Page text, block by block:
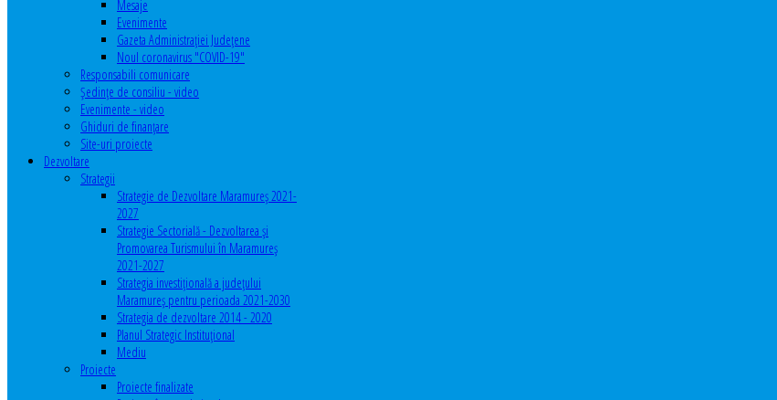
Mesaje
Evenimente
Gazeta Administraţiei Judeţene
Noul coronavirus "COVID-19"
Responsabili comunicare
Şedinţe de consiliu - video
Evenimente - video
Ghiduri de finanţare
Site-uri proiecte
Dezvoltare
Strategii
Strategie de Dezvoltare Maramureș 2021-
2027
Strategie Sectorială - Dezvoltarea și
Promovarea Turismului în Maramureș
2021-2027
Strategia investiţională a județului
Maramureș pentru perioada 2021-2030
Strategia de dezvoltare 2014 - 2020
Planul Strategic Instituţional
Mediu
Proiecte
Proiecte finalizate